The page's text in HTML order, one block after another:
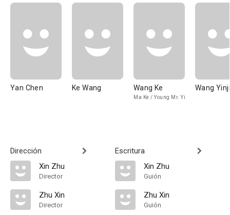
Yan Chen Ke Wang Wang Ke
Ma Ke / Young Mr. Yi
Wang
Dirección
Xin Zhu
Director
Zhu Xin
Director
Escritura
Xin Zhu
Guión
Zhu Xin
Guión